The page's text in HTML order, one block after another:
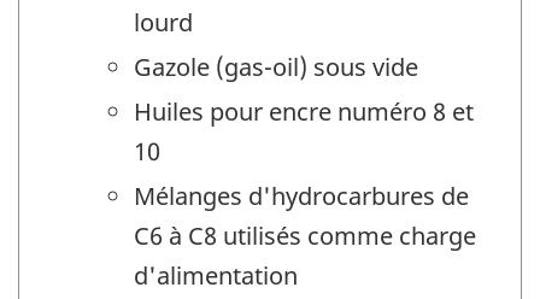
lourd
Gazole (gas-oil) sous vide
Huiles pour encre numéro 8 et
10
Mélanges d'hydrocarbures de
C6 à C8 utilisés comme charge
d'alimentation